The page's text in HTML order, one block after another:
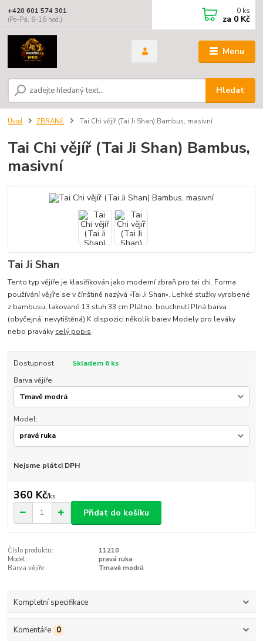
Menu
Hledat
+420 601 574 301
(Po-Pá, 8-16 hod.)
0 ks
za 0 Kč
Úvod ZBRANĚ Tai Chi vějíř (Tai Ji Shan) Bambus, masivní
Tai Chi vějíř (Tai Ji Shan) Bambus,
masivní
Tai Ji Shan
Tento typ vějíře je klasifikován jako moderní zbraň pro tai chi. Forma
používání vějíře se v čínštině nazývá «Tai Ji Shan». Lehké stužky vyrobené
z bambusu, lakované 13 stuh 33 cm Plátno, bouchnutí Plná barva
(obyčejná, nevytištěná) K dispozici několik barev Modely pro leváky
nebo praváky celý popis
Dostupnost
Skladem 6 ks
Barva vějíře
Model:
Nejsme plátci DPH
360 Kč/ks
Přidat do košíku
Číslo produktu:
11210
Model::
pravá ruka
Barva vějíře:
Tmavě modrá
Kompletní specifikace
Komentáře 0